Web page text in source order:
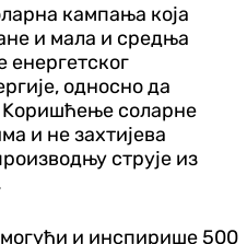
кампања која
и мала и средња
односно да
Kоришћење соларне
и не захтијева
струје из
и инспирише 500